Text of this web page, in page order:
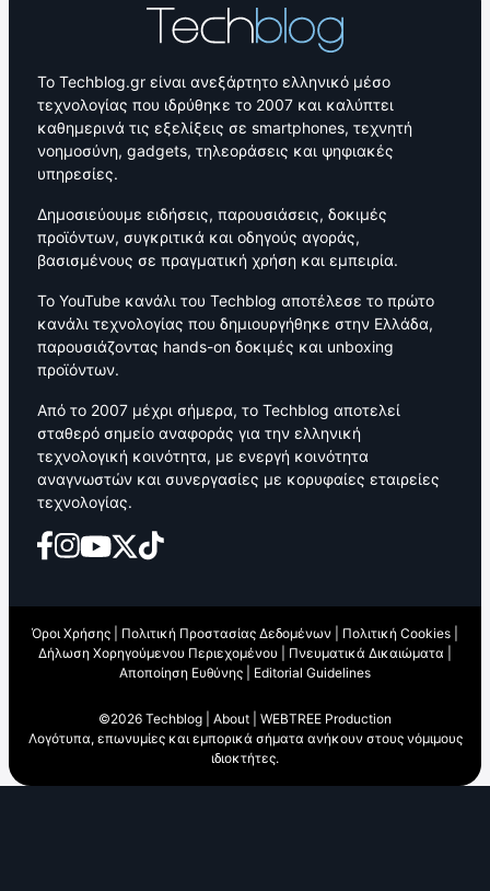
Το Techblog.gr είναι ανεξάρτητο ελληνικό μέσο
τεχνολογίας που ιδρύθηκε το 2007 και καλύπτει
καθημερινά τις εξελίξεις σε smartphones, τεχνητή
νοημοσύνη, gadgets, τηλεοράσεις και ψηφιακές
υπηρεσίες.
Δημοσιεύουμε ειδήσεις, παρουσιάσεις, δοκιμές
προϊόντων, συγκριτικά και οδηγούς αγοράς,
βασισμένους σε πραγματική χρήση και εμπειρία.
Το YouTube κανάλι του Techblog αποτέλεσε το πρώτο
κανάλι τεχνολογίας που δημιουργήθηκε στην Ελλάδα,
παρουσιάζοντας hands-on δοκιμές και unboxing
προϊόντων.
Από το 2007 μέχρι σήμερα, το Techblog αποτελεί
σταθερό σημείο αναφοράς για την ελληνική
τεχνολογική κοινότητα, με ενεργή κοινότητα
αναγνωστών και συνεργασίες με κορυφαίες εταιρείες
τεχνολογίας.
Όροι Χρήσης Πολιτική Προστασίας Δεδομένων Πολιτική Cookies
Δήλωση Χορηγούμενου Περιεχομένου
Πνευματικά Δικαιώματα
Αποποίηση Ευθύνης
Editorial Guidelines
©2026 Techblog | About
WEBTREE Production
Λογότυπα, επωνυμίες και εμπορικά σήματα ανήκουν στους νόμιμους
ιδιοκτήτες.